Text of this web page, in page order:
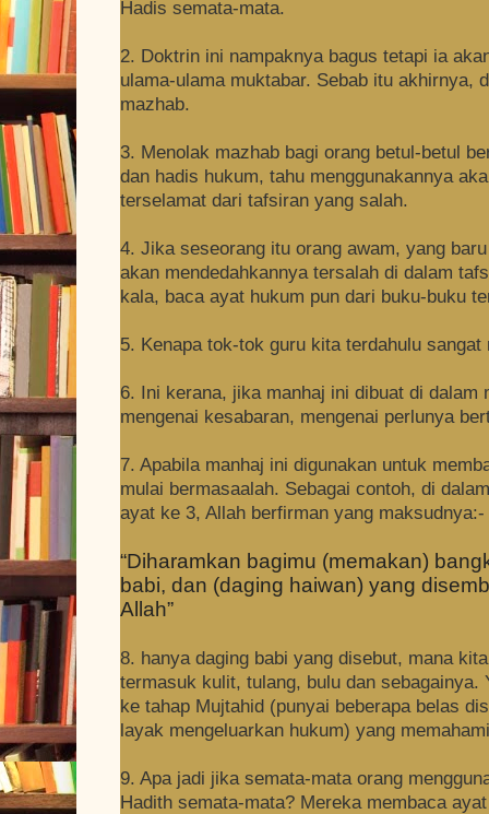
Hadis semata-mata.
2. Doktrin ini nampaknya bagus tetapi ia
ulama-ulama muktabar. Sebab itu akhirnya,
mazhab.
3. Menolak mazhab bagi orang betul-betul
dan hadis hukum, tahu menggunakannya
terselamat dari tafsiran yang salah.
4. Jika seseorang itu orang awam, yang
akan mendedahkannya tersalah di dalam
kala, baca ayat hukum pun dari buku-buku
5. Kenapa tok-tok guru kita terdahulu
6. Ini kerana, jika manhaj ini dibuat di dalam
mengenai kesabaran, mengenai perlunya
7. Apabila manhaj ini digunakan untuk
mulai bermasaalah. Sebagai contoh, di
ayat ke 3, Allah berfirman yang maksudnya:-
“Diharamkan bagimu (memakan)
babi, dan (daging haiwan) yang
Allah”
8. hanya daging babi yang disebut, mana
termasuk kulit, tulang, bulu dan sebagainya.
ke tahap Mujtahid (punyai beberapa belas
layak mengeluarkan hukum) yang
9. Apa jadi jika semata-mata orang
Hadith semata-mata? Mereka membaca